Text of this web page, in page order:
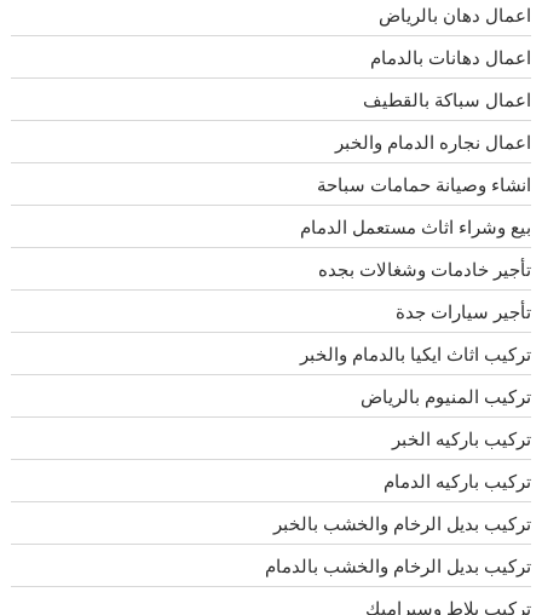
اعمال دهان بالرياض
اعمال دهانات بالدمام
اعمال سباكة بالقطيف
اعمال نجاره الدمام والخبر
انشاء وصيانة حمامات سباحة
بيع وشراء اثاث مستعمل الدمام
تأجير خادمات وشغالات بجده
تأجير سيارات جدة
تركيب اثاث ايكيا بالدمام والخبر
تركيب المنيوم بالرياض
تركيب باركيه الخبر
تركيب باركيه الدمام
تركيب بديل الرخام والخشب بالخبر
تركيب بديل الرخام والخشب بالدمام
تركيب بلاط وسيراميك